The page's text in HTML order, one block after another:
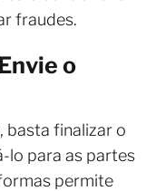
fraudes.
o
basta finalizar o
lo para as partes
permite